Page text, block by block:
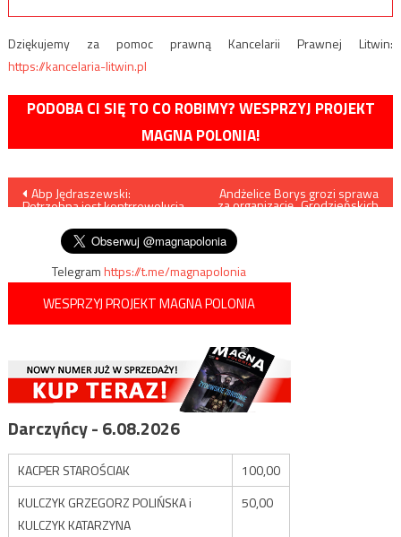
Dziękujemy za pomoc prawną Kancelarii Prawnej Litwin:
https://kancelaria-litwin.pl
PODOBA CI SIĘ TO CO ROBIMY? WESPRZYJ PROJEKT
MAGNA POLONIA!
Nawigacja
wpisu
Abp Jędraszewski:
Potrzebna jest kontrrewolucja
Andżelice Borys grozi sprawa
za organizację „Grodzieńskich
Telegramhttps://t.me/magnapolonia
WESPRZYJ PROJEKT MAGNA POLONIA
Darczyńcy - 6.08.2026
KACPER STAROŚCIAK
100,00
KULCZYK GRZEGORZ POLIŃSKA i
KULCZYK KATARZYNA
50,00